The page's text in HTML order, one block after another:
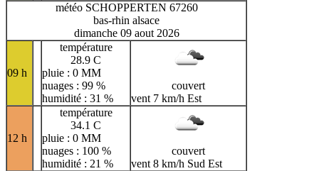
météo SCHOPPERTEN 67260
bas-rhin alsace
dimanche 09 aout 2026
09 h
température
28.9 C
pluie : 0 MM
nuages : 99 %
humidité : 31 %
couvert
vent 7 km/h Est
12 h
température
34.1 C
pluie : 0 MM
nuages : 100 %
humidité : 21 %
couvert
vent 8 km/h Sud Est